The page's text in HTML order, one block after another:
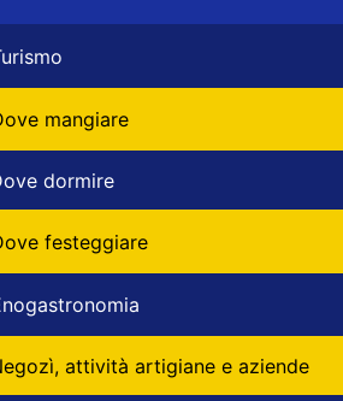
mangiare
dormire
festeggiare
attività artigiane e aziende